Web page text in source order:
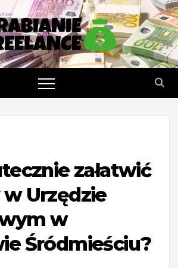
załatwić
Urzędzie
w
Śródmieściu?